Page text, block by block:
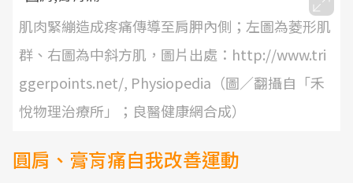
肌肉緊繃造成疼痛傳導至肩胛內側；左圖為菱形肌
群、右圖為中斜方肌，圖片出處：http://www.tri
ggerpoints.net/, Physiopedia（圖／翻攝自「禾
悅物理治療所」；良醫健康網合成）
圓肩、膏肓痛自我改善運動